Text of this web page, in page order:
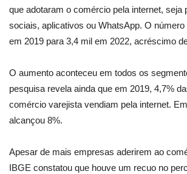
que adotaram o comércio pela internet, seja
sociais, aplicativos ou WhatsApp. O
em 2019 para 3,4 mil em 2022, acréscimo
O aumento aconteceu em todos os
pesquisa revela ainda que em 2019, 4,7%
comércio varejista vendiam pela internet.
alcançou 8%.
Apesar de mais empresas aderirem ao
IBGE constatou que houve um recuo no